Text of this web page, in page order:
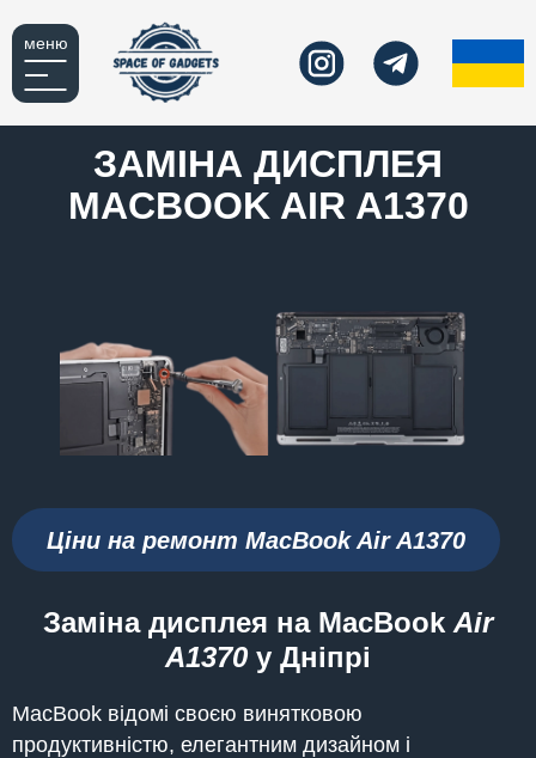
меню
ЗАМІНА ДИСПЛЕЯ
MACBOOK AIR A1370
Ціни на ремонт MacBook AirA1370
Заміна дисплея на MacBook Air
A1370 у Дніпрі
MacBook відомі своєю винятковою
продуктивністю, елегантним дизайном і